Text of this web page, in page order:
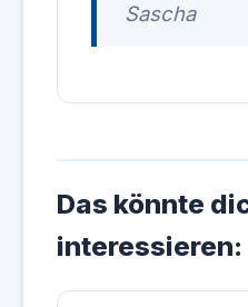
Sascha
Das könnte
interessieren: